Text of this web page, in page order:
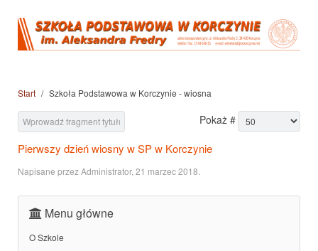
Start Szkoła Podstawowa w Korczynie - wiosna
Pokaż #
Pierwszy dzień wiosny w SP w Korczynie
Napisane przez Administrator, 21 marzec 2018
Menu główne
O Szkole